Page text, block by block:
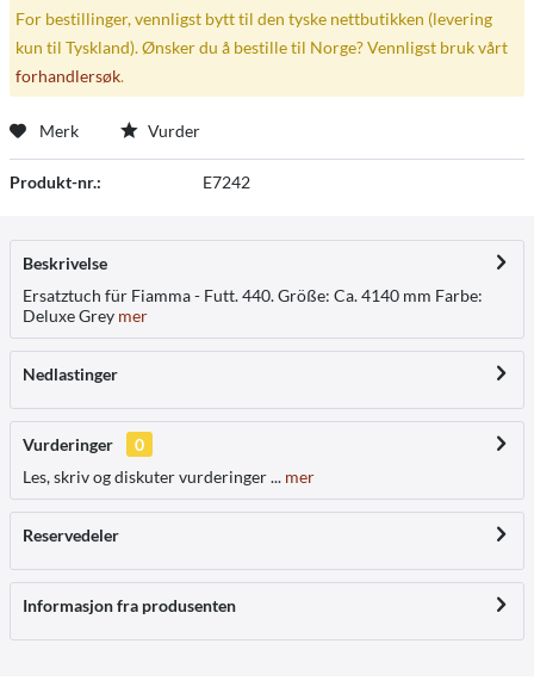
For bestillinger, vennligst bytt til den tyske nettbutikken (levering
kun til Tyskland). Ønsker du å bestille til Norge? Vennligst bruk vårt
forhandlersøk.
Merk Vurder
Produkt-nr.: E7242
Beskrivelse
Ersatztuch für Fiamma - Futt. 440. Größe: Ca. 4140 mm Farbe:
Deluxe Grey mer
Nedlastinger
Vurderinger
0
Les, skriv og diskuter vurderinger ... mer
Reservedeler
Informasjon fra produsenten